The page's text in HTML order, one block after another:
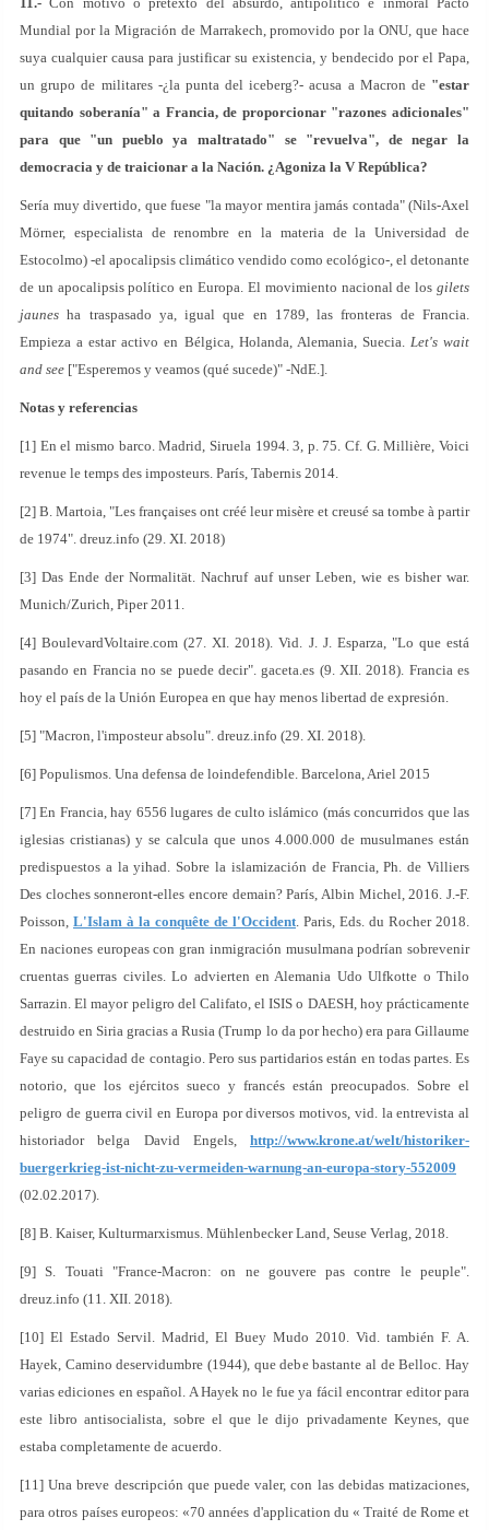
Mundial por la Migración de Marrakech, promovido por la ONU, que hace
suya cualquier causa para justificar su existencia, y bendecido por el Papa,
un grupo de militares -¿la punta del iceberg?- acusa a Macron de "estar
quitando soberanía" a Francia, de proporcionar "razones adicionales"
para que "un pueblo ya maltratado" se "revuelva", de negar la
democracia y de traicionar a la Nación. ¿Agoniza la V República?
Sería muy divertido, que fuese "la mayor mentira jamás contada" (Nils-Axel
Mörner, especialista de renombre en la materia de la Universidad de
Estocolmo) -el apocalipsis climático vendido como ecológico-, el detonante
de un apocalipsis político en Europa. El movimiento nacional de los gilets
jaunes ha traspasado ya, igual que en 1789, las fronteras de Francia.
Empieza a estar activo en Bélgica, Holanda, Alemania, Suecia. Let's wait
and see ["Esperemos y veamos (qué sucede)" -NdE.].
Notas y referencias
[1] En el mismo barco. Madrid, Siruela 1994. 3, p. 75. Cf. G. Millière, Voici
revenue le temps des imposteurs. París, Tabernis 2014.
[2] B. Martoia, "Les françaises ont créé leur misère et creusé sa tombe à partir
de 1974". dreuz.info (29. XI. 2018)
[3] Das Ende der Normalität. Nachruf auf unser Leben, wie es bisher war.
Munich/Zurich, Piper 2011.
[4] BoulevardVoltaire.com (27. XI. 2018). Vid. J. J. Esparza, "Lo que está
pasando en Francia no se puede decir". gaceta.es (9. XII. 2018). Francia es
hoy el país de la Unión Europea en que hay menos libertad de expresión.
[5] "Macron, l'imposteur absolu". dreuz.info (29. XI. 2018).
[6] Populismos. Una defensa de loindefendible. Barcelona, Ariel 2015
[7] En Francia, hay 6556 lugares de culto islámico (más concurridos que las
iglesias cristianas) y se calcula que unos 4.000.000 de musulmanes están
predispuestos a la yihad. Sobre la islamización de Francia, Ph. de Villiers
Des cloches sonneront-elles encore demain? París, Albin Michel, 2016. J.-F.
Poisson, L'Islam à la conquête de l'Occident. Paris, Eds. du Rocher 2018.
En naciones europeas con gran inmigración musulmana podrían sobrevenir
cruentas guerras civiles. Lo advierten en Alemania Udo Ulfkotte o Thilo
Sarrazin. El mayor peligro del Califato, el ISIS o DAESH, hoy prácticamente
destruido en Siria gracias a Rusia (Trump lo da por hecho) era para Gillaume
Faye su capacidad de contagio. Pero sus partidarios están en todas partes. Es
notorio, que los ejércitos sueco y francés están preocupados. Sobre el
peligro de guerra civil en Europa por diversos motivos, vid. la entrevista al
historiador belga David Engels, http://www.krone.at/welt/historiker-
buergerkrieg-ist-nicht-zu-vermeiden-warnung-an-europa-story-552009
(02.02.2017).
[8] B. Kaiser, Kulturmarxismus. Mühlenbecker Land, Seuse Verlag, 2018.
[9] S. Touati "France-Macron: on ne gouvere pas contre le peuple".
dreuz.info (11. XII. 2018).
[10] El Estado Servil. Madrid, El Buey Mudo 2010. Vid. también F. A.
Hayek, Camino deservidumbre (1944), que debe bastante al de Belloc. Hay
varias ediciones en español. A Hayek no le fue ya fácil encontrar editor para
este libro antisocialista, sobre el que le dijo privadamente Keynes, que
estaba completamente de acuerdo.
[11] Una breve descripción que puede valer, con las debidas matizaciones,
para otros países europeos: «70 années d'application du « Traité de Rome et